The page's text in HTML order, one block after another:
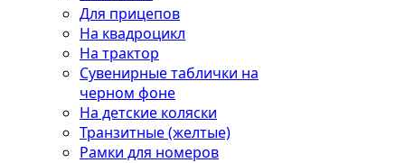
Для прицепов
На квадроцикл
На трактор
Сувенирные таблички на
черном фоне
На детские коляски
Транзитные (желтые)
Рамки для номеров